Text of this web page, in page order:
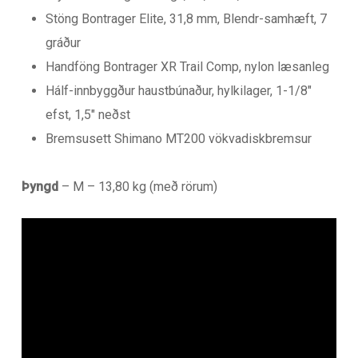
Stöng Bontrager Elite, 31,8 mm, Blendr-samhæft, 7
gráður
Handföng Bontrager XR Trail Comp, nylon læsanleg
Hálf-innbyggður haustbúnaður, hylkilager, 1-1/8″
efst, 1,5″ neðst
Bremsusett Shimano MT200 vökvadiskbremsur
Þyngd– M – 13,80 kg (með rörum)